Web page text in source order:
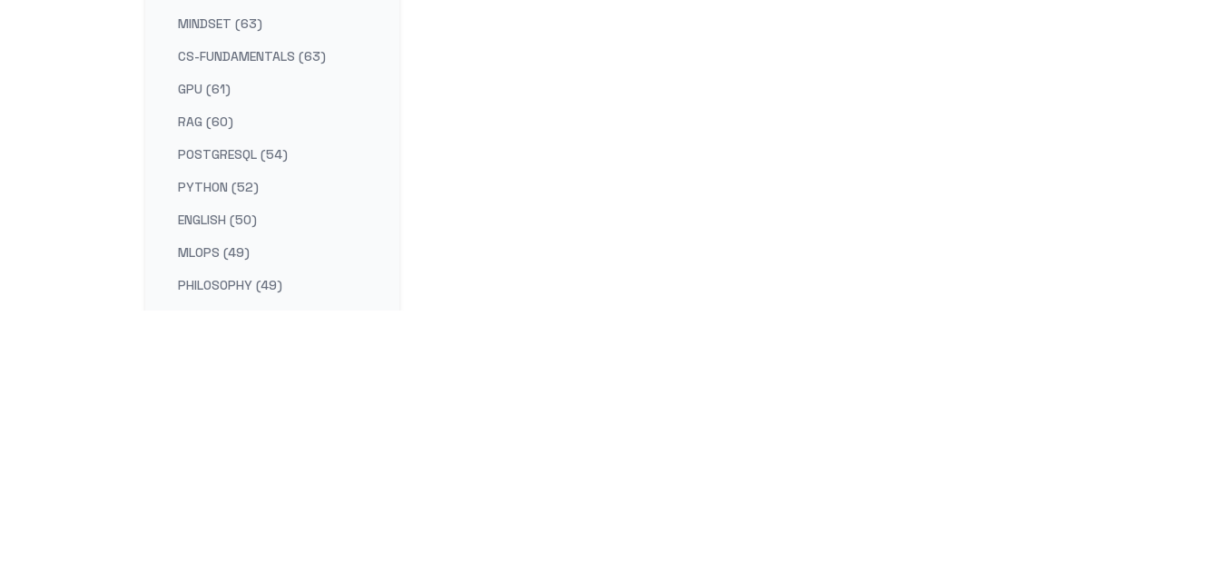
MINDSET (63)
CS-FUNDAMENTALS (63)
GPU (61)
RAG (60)
POSTGRESQL (54)
PYTHON (52)
ENGLISH (50)
MLOPS (49)
PHILOSOPHY (49)